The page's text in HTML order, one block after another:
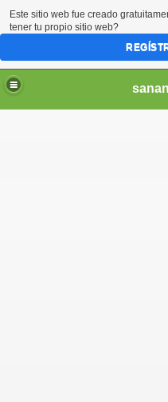
Este sitio web fue creado
tener tu propio sitio web?